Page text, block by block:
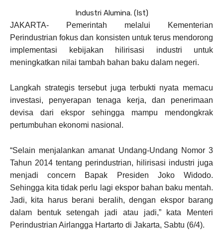
Industri Alumina. (Ist)
JAKARTA- Pemerintah melalui Kementerian
Perindustrian fokus dan konsisten untuk terus mendorong
implementasi kebijakan hilirisasi industri untuk
meningkatkan nilai tambah bahan baku dalam negeri.
Langkah strategis tersebut juga terbukti nyata memacu
investasi, penyerapan tenaga kerja, dan penerimaan
devisa dari ekspor sehingga mampu mendongkrak
pertumbuhan ekonomi nasional.
“Selain menjalankan amanat Undang-Undang Nomor 3
Tahun 2014 tentang perindustrian, hilirisasi industri juga
menjadi concern Bapak Presiden Joko Widodo.
Sehingga kita tidak perlu lagi ekspor bahan baku mentah.
Jadi, kita harus berani beralih, dengan ekspor barang
dalam bentuk setengah jadi atau jadi,” kata Menteri
Perindustrian Airlangga Hartarto di Jakarta, Sabtu (6/4).